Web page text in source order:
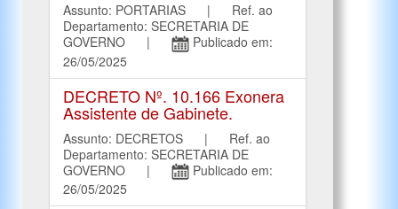
Assunto: PORTARIAS | Ref. ao
Departamento: SECRETARIA DE
GOVERNO |
Publicado em:
26/05/2025
DECRETO Nº. 10.166 Exonera
Assistente de Gabinete.
Assunto: DECRETOS | Ref. ao
Departamento: SECRETARIA DE
GOVERNO |
Publicado em:
26/05/2025